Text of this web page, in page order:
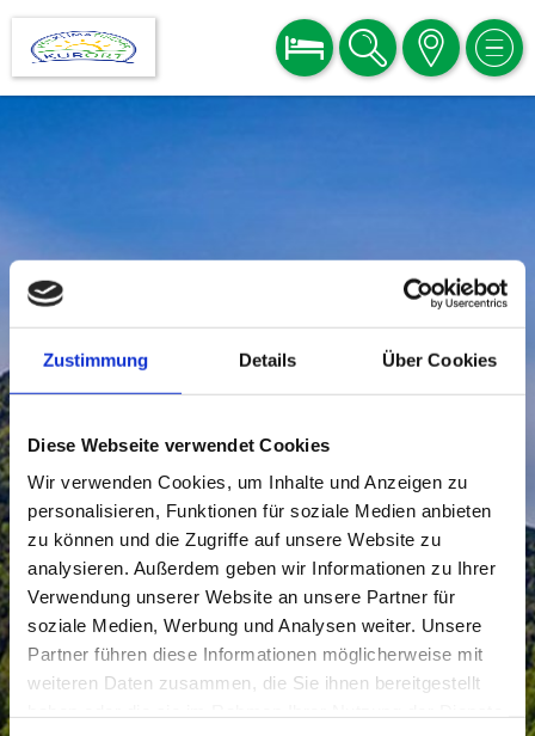
Zustimmung Details Über Cookies
Diese Webseite verwendet Cookies
Wir verwenden Cookies, um Inhalte und Anzeigen zu
personalisieren, Funktionen für soziale Medien anbieten
zu können und die Zugriffe auf unsere Website zu
analysieren. Außerdem geben wir Informationen zu Ihrer
Verwendung unserer Website an unsere Partner für
soziale Medien, Werbung und Analysen weiter. Unsere
Partner führen diese Informationen möglicherweise mit
weiteren Daten zusammen, die Sie ihnen bereitgestellt
BUCHEN SUCHE KARTE MENÜ